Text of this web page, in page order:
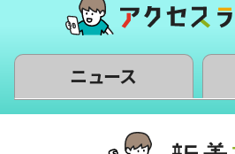
ニュース